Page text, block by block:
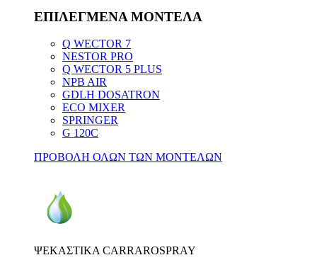
ΕΠΙΛΕΓΜΕΝΑ ΜΟΝΤΕΛΑ
Q WECTOR 7
NESTOR PRO
Q WECTOR 5 PLUS
NPB AIR
GDLH DOSATRON
ECO MIXER
SPRINGER
G 120C
ΠΡΟΒΟΛΗ ΟΛΩΝ ΤΩΝ ΜΟΝΤΕΛΩΝ
ΨΕΚΑΣΤΙΚΑ CARRAROSPRAY